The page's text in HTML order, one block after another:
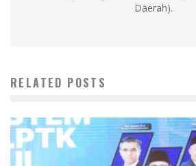
Daerah).
RELATED POSTS